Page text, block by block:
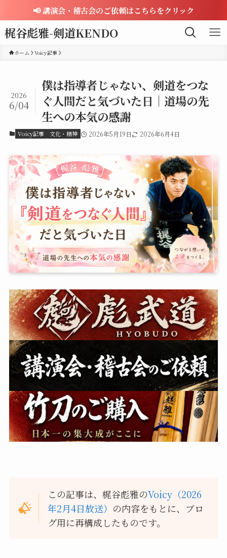
📢 講演会・稽古会のご依頼はこちらをクリック
梶谷彪雅-剣道KENDO
ホーム Voicy記事
僕は指導者じゃない、剣道をつな
ぐ人間だと気づいた日｜道場の先
生への本気の感謝
2026
6/04
Voicy記事 文化・精神 2026年5月19日 2026年6月4日
この記事は、梶谷彪雅のVoicy（2026
年2月4日放送） の内容をもとに、ブロ
グ用に再構成したものです。